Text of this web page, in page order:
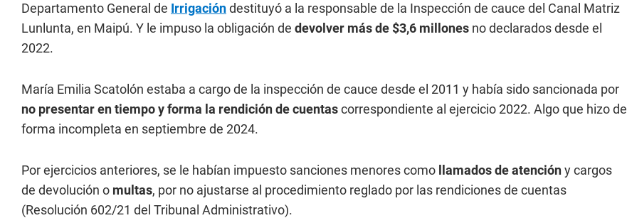
Departamento General de Irrigacióndestituyó a la responsable de la Inspección de cauce del Canal Matriz
Lunlunta, en Maipú. Y le impuso la obligación de devolver más de $3,6 millones no declarados desde el
2022.
María Emilia Scatolón estaba a cargo de la inspección de cauce desde el 2011 y había sido sancionada por
no presentar en tiempo y forma la rendición de cuentascorrespondiente al ejercicio 2022. Algo que hizo de
forma incompleta en septiembre de 2024.
Por ejercicios anteriores, se le habían impuesto sanciones menores como llamados de atencióny cargos
de devolución o multas, por no ajustarse al procedimiento reglado por las rendiciones de cuentas
(Resolución 602/21 del Tribunal Administrativo).